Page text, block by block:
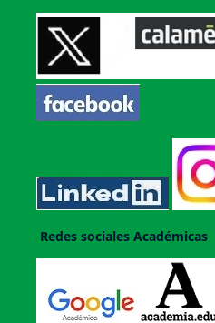
Redes sociales Académicas